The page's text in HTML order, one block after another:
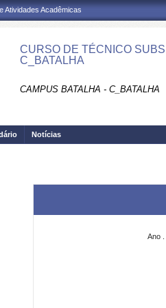
Atividades Acadêmicas
CURSO DE TÉCNICO
C_BATALHA
CAMPUS BATALHA - C_BATALHA
Notícias
Ano